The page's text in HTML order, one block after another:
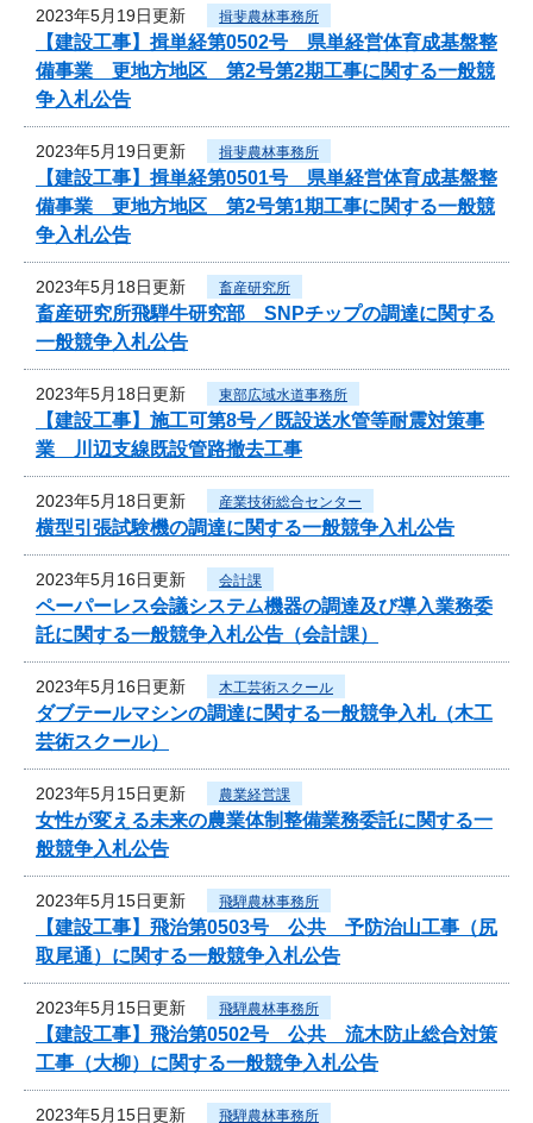
2023年5月19日更新 揖斐農林事務所
【建設工事】揖単経第0502号 県単経営体育成基盤整
備事業 更地方地区 第2号第2期工事に関する一般競
争入札公告
2023年5月19日更新 揖斐農林事務所
【建設工事】揖単経第0501号 県単経営体育成基盤整
備事業 更地方地区 第2号第1期工事に関する一般競
争入札公告
2023年5月18日更新 畜産研究所
畜産研究所飛騨牛研究部 SNPチップの調達に関する
一般競争入札公告
2023年5月18日更新 東部広域水道事務所
【建設工事】施工可第8号／既設送水管等耐震対策事
業 川辺支線既設管路撤去工事
2023年5月18日更新 産業技術総合センター
横型引張試験機の調達に関する一般競争入札公告
2023年5月16日更新 会計課
ペーパーレス会議システム機器の調達及び導入業務委
託に関する一般競争入札公告（会計課）
2023年5月16日更新 木工芸術スクール
ダブテールマシンの調達に関する一般競争入札（木工
芸術スクール）
2023年5月15日更新 農業経営課
女性が変える未来の農業体制整備業務委託に関する一
般競争入札公告
2023年5月15日更新 飛騨農林事務所
【建設工事】飛治第0503号 公共 予防治山工事（尻
取尾通）に関する一般競争入札公告
2023年5月15日更新 飛騨農林事務所
【建設工事】飛治第0502号 公共 流木防止総合対策
工事（大柳）に関する一般競争入札公告
2023年5月15日更新 飛騨農林事務所